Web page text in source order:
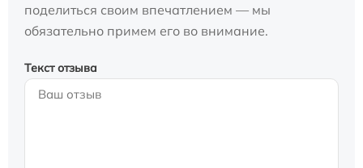
поделиться своим впечатлением — мы
обязательно примем его во внимание.
Текст отзыва